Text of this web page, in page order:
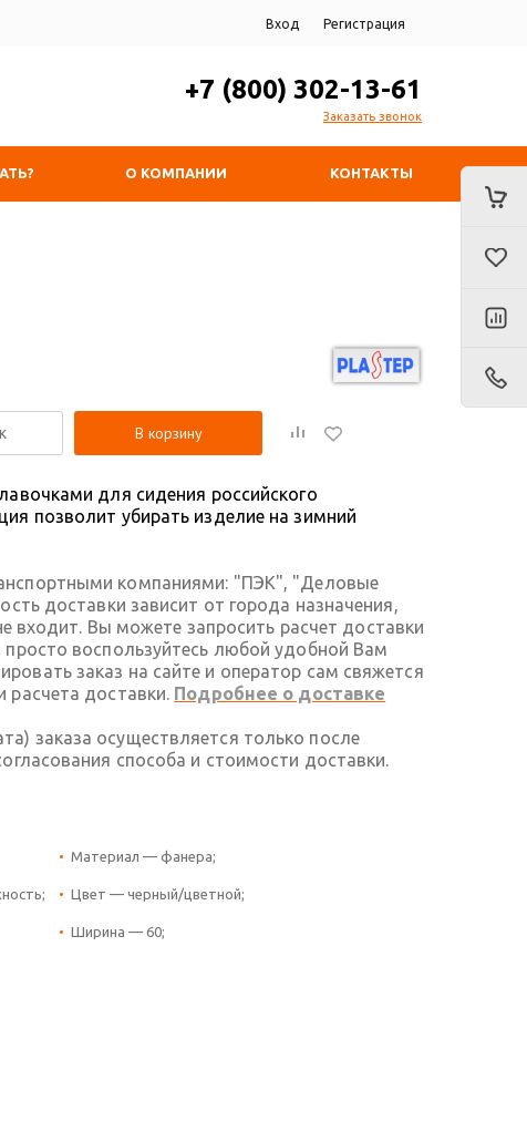
Вход Регистрация
+7 (800) 302-13-61
Заказать звонок
О КОМПАНИИ КОНТАКТЫ
В корзину
для сидения российского
позволит убирать изделие на зимний
компаниями: "ПЭК", "Деловые
доставки зависит от города назначения,
входит. Вы можете запросить расчет доставки
воспользуйтесь любой удобной Вам
заказ на сайте и оператор сам свяжется
доставки. Подробнее о доставке
заказа осуществляется только после
способа и стоимости доставки.
Материал — фанера;
Цвет — черный/цветной;
Ширина — 60;